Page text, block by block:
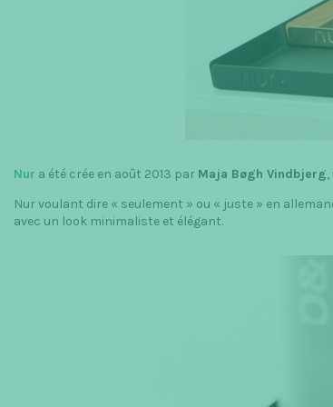
Nur a été crée en août 2013 par Maja Bøgh Vindbjerg
Nur voulant dire « seulement » ou « juste » en
avec un look minimaliste et élégant.